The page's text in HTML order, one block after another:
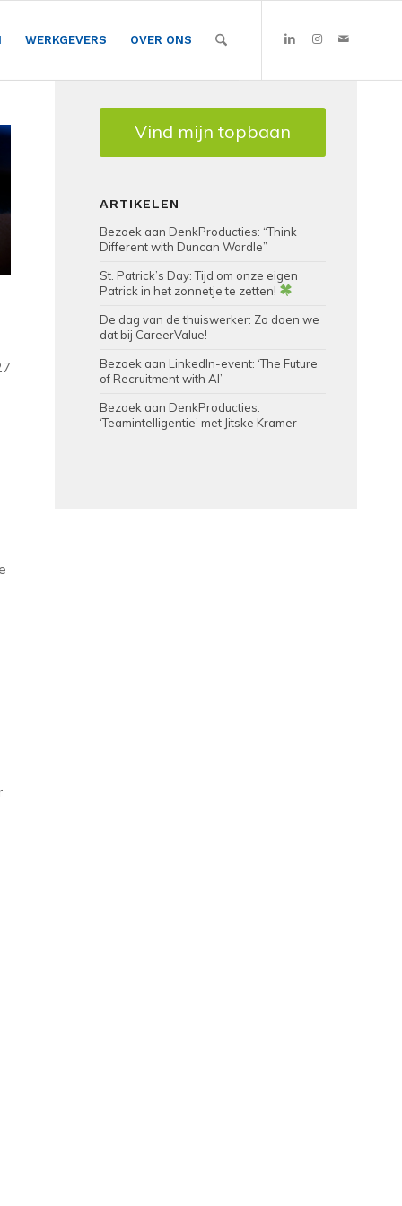
WERKGEVERS OVER ONS
Vind mijn topbaan
ARTIKELEN
Bezoek aan DenkProducties: “Think
Different with Duncan Wardle”
St. Patrick’s Day: Tijd om onze eigen
Patrick in het zonnetje te zetten!
De dag van de thuiswerker: Zo doen we
dat bij CareerValue!
Bezoek aan LinkedIn-event: ‘The Future
of Recruitment with AI’
Bezoek aan DenkProducties:
‘Teamintelligentie’ met Jitske Kramer